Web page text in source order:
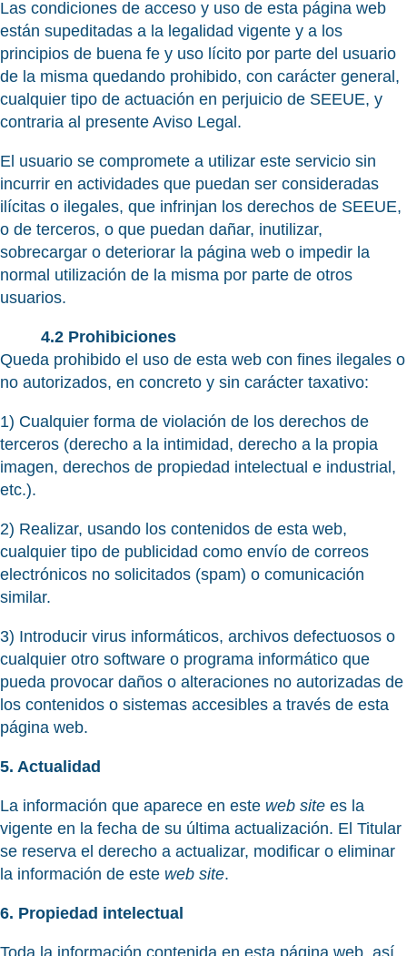
Las condiciones de acceso y uso de esta página web
están supeditadas a la legalidad vigente y a los
principios de buena fe y uso lícito por parte del usuario
de la misma quedando prohibido, con carácter general,
cualquier tipo de actuación en perjuicio de SEEUE, y
contraria al presente Aviso Legal.
El usuario se compromete a utilizar este servicio sin
incurrir en actividades que puedan ser consideradas
ilícitas o ilegales, que infrinjan los derechos de SEEUE,
o de terceros, o que puedan dañar, inutilizar,
sobrecargar o deteriorar la página web o impedir la
normal utilización de la misma por parte de otros
usuarios.
4.2 Prohibiciones
Queda prohibido el uso de esta web con fines ilegales o
no autorizados, en concreto y sin carácter taxativo:
1) Cualquier forma de violación de los derechos de
terceros (derecho a la intimidad, derecho a la propia
imagen, derechos de propiedad intelectual e industrial,
etc.).
2) Realizar, usando los contenidos de esta web,
cualquier tipo de publicidad como envío de correos
electrónicos no solicitados (spam) o comunicación
similar.
3) Introducir virus informáticos, archivos defectuosos o
cualquier otro software o programa informático que
pueda provocar daños o alteraciones no autorizadas de
los contenidos o sistemas accesibles a través de esta
página web.
5. Actualidad
La información que aparece en este web site es la
vigente en la fecha de su última actualización. El Titular
se reserva el derecho a actualizar, modificar o eliminar
la información de este web site.
6. Propiedad intelectual
Toda la información contenida en esta página web, así